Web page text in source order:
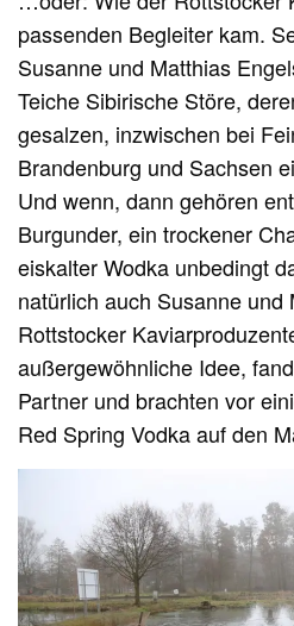
passenden Begleiter kam.
Susanne und Matthias
Teiche Sibirische Störe,
gesalzen, inzwischen bei
Brandenburg und Sachsen
Und wenn, dann gehören
Burgunder, ein trockener
eiskalter Wodka unbedingt
natürlich auch Susanne und
Rottstocker
außergewöhnliche Idee,
Partner und brachten vor
Red Spring Vodka auf den